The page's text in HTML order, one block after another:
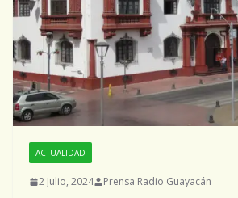
ACTUALIDAD
2 Julio, 2024 Prensa Radio Guayacán